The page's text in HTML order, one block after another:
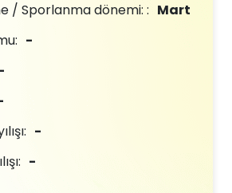
/ Sporlanma dönemi: : Mart
-
-
-